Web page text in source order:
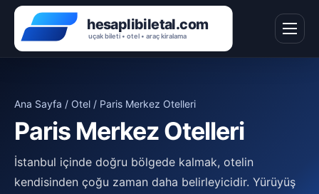
Ana Sayfa / Otel / Paris Merkez Otelleri
Paris Merkez Otelleri
İstanbul içinde doğru bölgede kalmak, otelin
kendisinden çoğu zaman daha belirleyicidir. Yürüyüş